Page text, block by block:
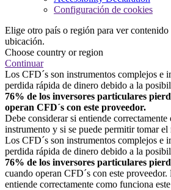
Configuración de cookies
Elige otro país o región para ver contenido
ubicación.
Choose country or region
Continuar
Los CFD´s son instrumentos complejos e
perdida rápida de dinero debido a la
76% de los inversores particulares
operan CFD´s con este proveedor.
Debe considerar si entiende
instrumento y si se puede permitir tomar
Los CFD´s son instrumentos complejos e
perdida rápida de dinero debido a la
76% de los inversores particulares
cuando operan CFD´s con este proveedor.
entiende correctamente como funciona